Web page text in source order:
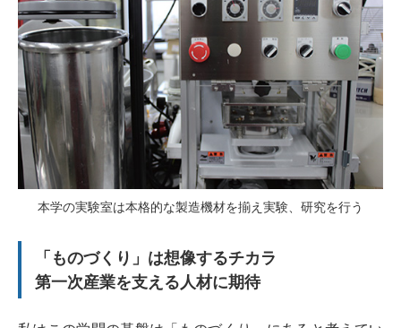
本学の実験室は本格的な製造機材を揃え実験、研究を行う
「ものづくり」は想像するチカラ
第一次産業を支える人材に期待